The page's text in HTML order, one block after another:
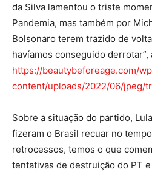
da Silva lamentou o triste
Pandemia, mas também por
Bolsonaro terem trazido de
havíamos conseguido derrotar”,
https://beautybeforeage.com/
content/uploads/2022/06/jpeg/
Sobre a situação do partido,
fizeram o Brasil recuar no
retrocessos, temos o que
tentativas de destruição do PT